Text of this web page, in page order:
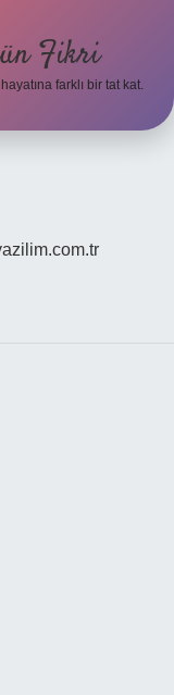
Fikri
farklı bir tat kat.